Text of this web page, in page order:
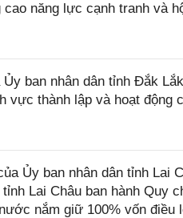
năng lực cạnh tranh và
ban nhân dân tỉnh Đắk
thành lập và hoạt động
Ủy ban nhân dân tỉnh Lai
Lai Châu ban hành Quy
nắm giữ 100% vốn